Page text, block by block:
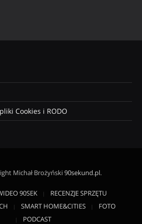
Cookies i RODO
Michał Brożyński90sekund.pl.
90SEK
RECENZJE SPRZĘTU
SMART HOME&CITIES
FOTO
PODCAST